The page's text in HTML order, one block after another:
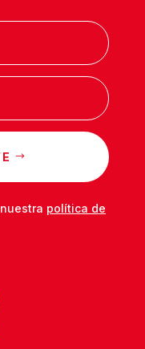
política de